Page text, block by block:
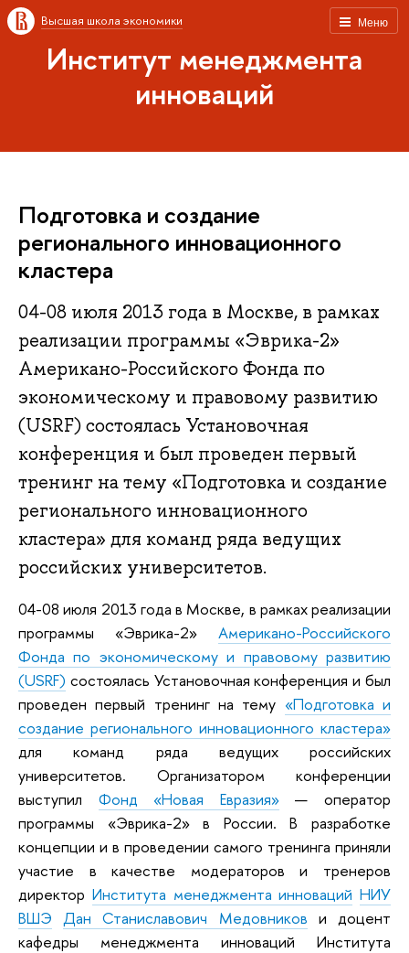
Меню
Высшая школа экономики
Институт менеджмента
инноваций
Подготовка и создание
регионального инновационного
кластера
04-08 июля 2013 года в Москве, в рамках
реализации программы «Эврика-2»
Американо-Российского Фонда по
экономическому и правовому развитию
(USRF) состоялась Установочная
конференция и был проведен первый
тренинг на тему «Подготовка и создание
регионального инновационного
кластера» для команд ряда ведущих
российских университетов.
04-08 июля 2013 года в Москве, в рамках реализации
программы «Эврика-2» Американо-Российского
Фонда по экономическому и правовому развитию
(USRF) состоялась Установочная конференция и был
проведен первый тренинг на тему «Подготовка и
создание регионального инновационного кластера»
для команд ряда ведущих российских
университетов. Организатором конференции
выступил Фонд «Новая Евразия»— оператор
программы «Эврика-2» в России. В разработке
концепции и в проведении самого тренинга приняли
участие в качестве модераторов и тренеров
директор Института менеджмента инноваций НИУ
ВШЭ Дан Станиславович Медовников и доцент
кафедры менеджмента инноваций Института